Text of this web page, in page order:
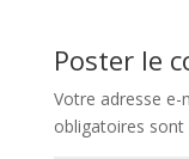
Poster le
Votre adresse e-
obligatoires sont